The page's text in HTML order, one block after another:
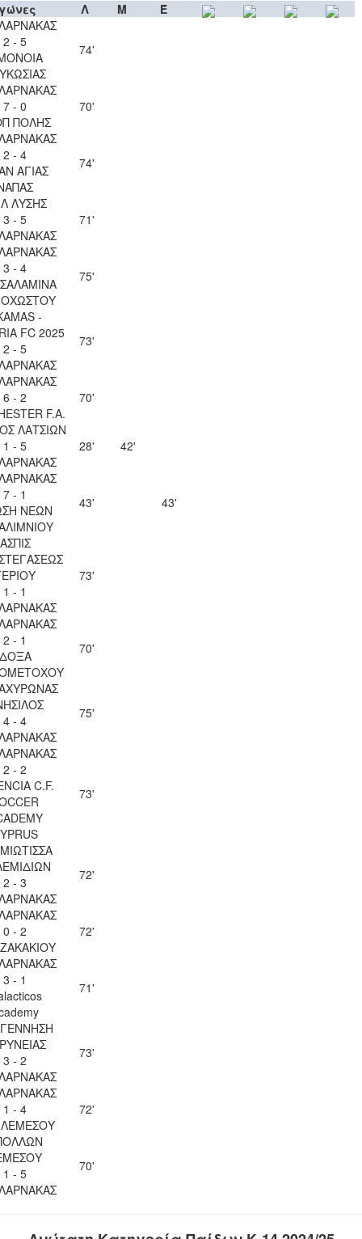
Λ Μ
Έ
2 - 5
74'
7 - 0
ΠΟΛΗΣ
70'
2 - 4
ΑΓΙΑΣ
74'
ΛΥΣΗΣ
3 - 5
71'
3 - 4
75'
-
FC 2025
2 - 5
73'
6 - 2
F.A.
70'
ΛΑΤΣΙΩΝ
1 - 5
28'
42'
7 - 1
ΝΕΩΝ
43' 43'
ΑΣΠΙΣ
1 - 1
73'
2 - 1
70'
4 - 4
75'
2 - 2
C.F.
73'
2 - 3
72'
0 - 2
72'
3 - 1
71'
3 - 2
73'
1 - 4
72'
1 - 5
70'